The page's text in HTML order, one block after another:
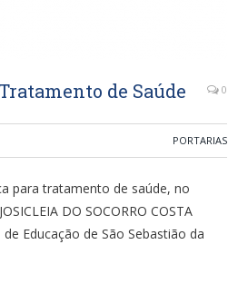
de Saúde 0
PORTARIAS
para tratamento de saúde, no
DO SOCORRO COSTA
de Educação de São Sebastião da